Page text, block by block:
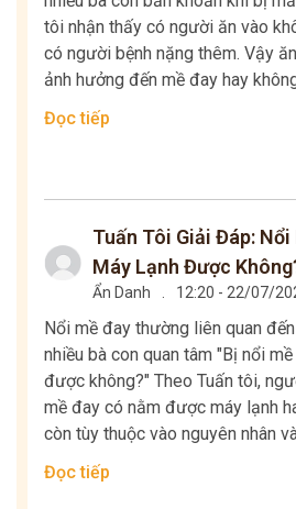
tôi nhận thấy có người ăn vào
có người bệnh nặng thêm. Vậy
ảnh hưởng đến mề đay hay
Đọc tiếp
Tuấn Tôi Giải Đáp:
Máy Lạnh Được
Ẩn Danh 12:20 - 22/07/
Nổi mề đay thường liên quan
nhiều bà con quan tâm "Bị nổi
được không?" Theo Tuấn tôi,
mề đay có nằm được máy lạnh
còn tùy thuộc vào nguyên nhân
Đọc tiếp